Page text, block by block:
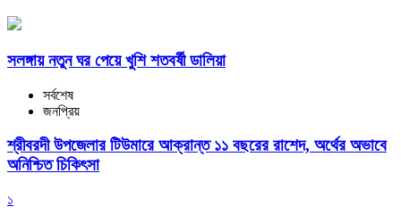
সলঙ্গায় নতুন ঘর পেয়ে খুশি শতবর্ষী ডালিয়া
সর্বশেষ
জনপ্রিয়
শ্রীবরদী উপজেলার টিউমারে আক্রান্ত ১১ বছরের রাশেদ, অর্থের অভাবে
অনিশ্চিত চিকিৎসা
১